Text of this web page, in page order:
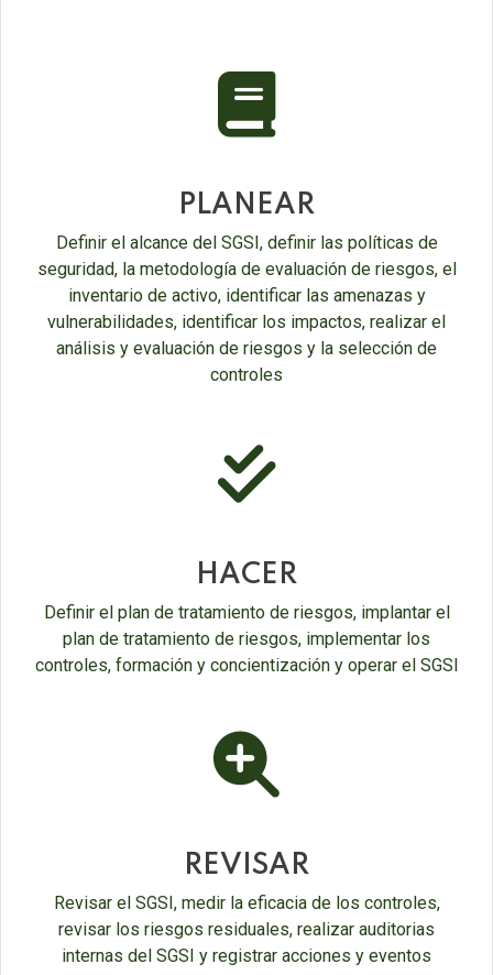
book
PLANEAR
Definir el alcance del SGSI, definir las políticas de
seguridad, la metodología de evaluación de riesgos, el
inventario de activo, identificar las amenazas y
vulnerabilidades, identificar los impactos, realizar el
análisis y evaluación de riesgos y la selección de
controles
fa-
HACER
Definir el plan de tratamiento de riesgos, implantar el
plan de tratamiento de riesgos, implementar los
controles, formación y concientización y operar el SGSI
plus
REVISAR
Revisar el SGSI, medir la eficacia de los controles,
revisar los riesgos residuales, realizar auditorias
internas del SGSI y registrar acciones y eventos